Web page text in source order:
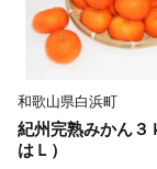
ます。このよ
ものです。
本州最南端の
和歌山県白浜町
紀州完熟みかん３
はＬ）